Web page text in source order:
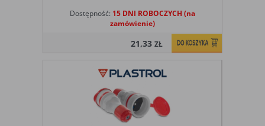
Dostępność: 15 DNI ROBOCZYCH (na
zamówienie)
21,33ZŁ